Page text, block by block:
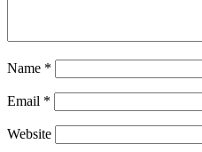
Name *
Email *
Website